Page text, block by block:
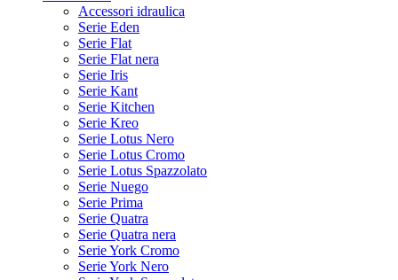
Accessori idraulica
Serie Eden
Serie Flat
Serie Flat nera
Serie Iris
Serie Kant
Serie Kitchen
Serie Kreo
Serie Lotus Nero
Serie Lotus Cromo
Serie Lotus Spazzolato
Serie Nuego
Serie Prima
Serie Quatra
Serie Quatra nera
Serie York Cromo
Serie York Nero